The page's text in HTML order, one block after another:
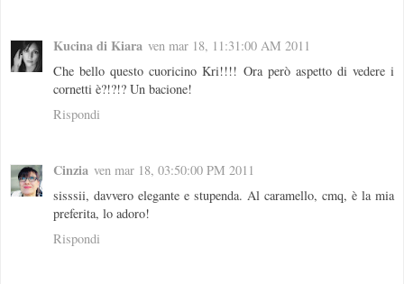
Kucina di Kiara ven mar 18, 11:31:00 AM 2011
Che bello questo cuoricino Kri!!!! Ora però aspetto di vedere i
cornetti è?!?!? Un bacione!
Rispondi
Cinzia ven mar 18, 03:50:00 PM 2011
sisssii, davvero elegante e stupenda. Al caramello, cmq, è la mia
preferita, lo adoro!
Rispondi